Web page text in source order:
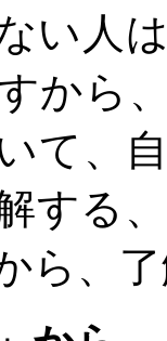
い人
から
て、
する
ら、